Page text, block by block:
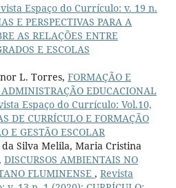
Espaço do Currículo: v. 19 n.
E PERSPECTIVAS PARA A
AS RELAÇÕES ENTRE
E ESCOLAS
L. Torres, FORMAÇÃO E
EDUCACIONAL
Espaço do Currículo: Vol.10,
DE CURRÍCULO E FORMAÇÃO
E GESTÃO ESCOLAR
da Silva Melila, Maria Cristina
DISCURSOS AMBIENTAIS NO
FLUMINENSE , Revista